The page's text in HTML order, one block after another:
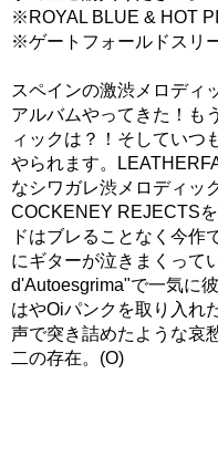
※ROYAL BLUE & HOT
※ゲートフォールドスリ
スペインの激渋メロディ
アルバムやってきた！も
ィックは？！そしていつ
やられます。
なシワガレ渋メロディッ
COCKENEY REJECTS
ドはブレることなく今作
にギターが泣きまくって
d'Autoesgrima"で一気に
はやOiパンクを取り入れ
声で突き詰めたような哀
二の存在。(O)